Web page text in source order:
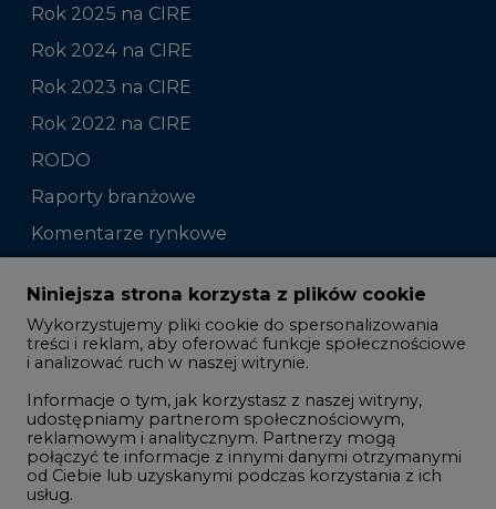
Rok 2025 na CIRE
Rok 2024 na CIRE
Rok 2023 na CIRE
Rok 2022 na CIRE
RODO
Raporty branżowe
Komentarze rynkowe
Zmiany kadrowe na rynku
Studio CIRE
Rozmowy o energetyce
Gospodarka
Geopolityka
LTE450
Niniejsza strona korzysta z plików cookie
Wykorzystujemy pliki cookie do spersonalizowania
treści i reklam, aby oferować funkcje społecznościowe
i analizować ruch w naszej witrynie.
Informacje o tym, jak korzystasz z naszej witryny,
udostępniamy partnerom społecznościowym,
reklamowym i analitycznym. Partnerzy mogą
połączyć te informacje z innymi danymi otrzymanymi
od Ciebie lub uzyskanymi podczas korzystania z ich
usług.